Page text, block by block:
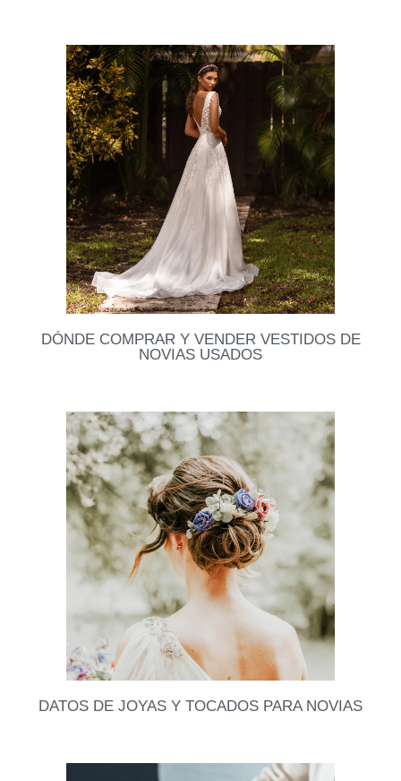
Últimamente me han pedido muchos datos de
vestidos de madrina. Busqué tiendas que me
recomendaron y acá les dejo una selección que
combinan estilo,
Leer datos
Quieres vender tu vestido de novia o andas en busca
de uno para tu matrimonio? Existen varias
plataformas y tiendas donde puedes darle una
Leer datos
DÓNDE COMPRAR Y VENDER VESTIDOS DE
NOVIAS USADOS
DATOS DE JOYAS Y TOCADOS PARA NOVIAS